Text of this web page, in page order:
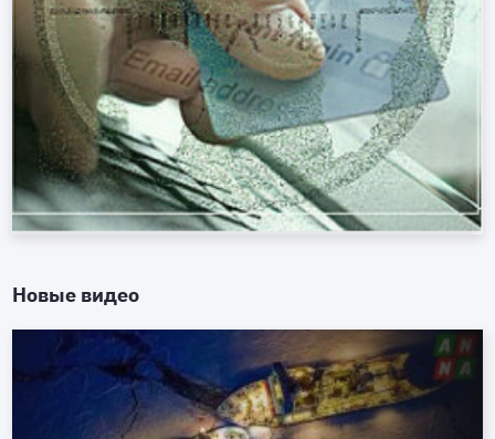
Новые видео